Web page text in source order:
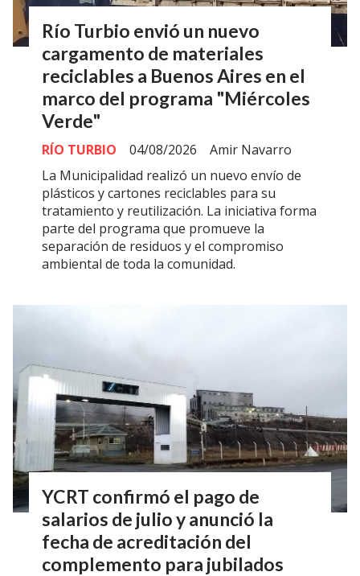
Río Turbio envió un nuevo
cargamento de materiales
reciclables a Buenos Aires en el
marco del programa "Miércoles
Verde"
Amir Navarro
RÍO TURBIO
04/08/2026
La Municipalidad realizó un nuevo envío de
plásticos y cartones reciclables para su
tratamiento y reutilización. La iniciativa forma
parte del programa que promueve la
separación de residuos y el compromiso
ambiental de toda la comunidad.
YCRT confirmó el pago de
salarios de julio y anunció la
fecha de acreditación del
complemento para jubilados